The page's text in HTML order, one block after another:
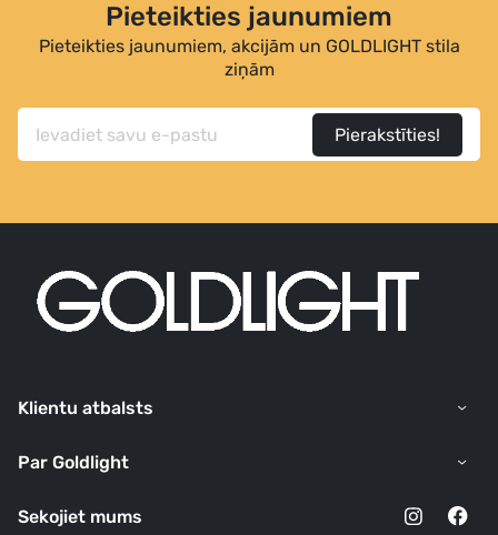
Pieteikties jaunumiem
Pieteikties jaunumiem, akcijām un GOLDLIGHT stila
ziņām
Pierakstīties!
Klientu atbalsts
Par Goldlight
Sekojiet mums